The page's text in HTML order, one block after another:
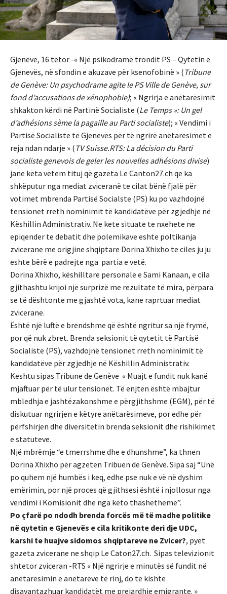
Gjenevë, 16 tetor -« Një psikodramë trondit PS – Qytetin e
Gjenevës, në sfondin e akuzave për ksenofobinë » ( Tribune
de Genève: Un psychodrame agite le PS Ville de Genève, sur
fond d’accusations de xénophobie); « Ngrirja e anëtarësimit
shkakton kërdi në Partinë Socialiste (Le Temps »: Un gel
d’adhésions sème la pagaille au Parti socialiste); « Vendimi i
Partisë Socialiste të Gjenevës për të ngrirë anëtarësimet e
reja ndan ndarje » ( TV Suisse.RTS: La décision du Parti
socialiste genevois de geler les nouvelles adhésions divise)
jane këta vetem tituj që gazeta Le Canton27.ch qe ka
shkëputur nga mediat zviceranë te cilat bënë fjalë për
votimet mbrenda Partisë Socialste (PS) ku po vazhdojnë
tensionet rreth nominimit të kandidatëve për zgjedhje në
Këshillin Administrativ. Ne kete situate te nxehete ne
epiqender te debatit dhe polemikave eshte poltikanja
zvicerane me origjine shqiptare Dorina Xhixho te ciles ju ju
eshte bërë e padrejte nga partia e vetë.
Dorina Xhixho, këshilltare personale e Sami Kanaan, e cila
gjithashtu krijoi një surprizë me rezultate të mira, përpara
se të dështonte me gjashtë vota, kane raprtuar mediat
zvicerane.
Është një luftë e brendshme që është ngritur sa një frymë,
por që nuk zbret. Brenda seksionit të qytetit të Partisë
Socialiste (PS), vazhdojnë tensionet rreth nominimit të
kandidatëve për zgjedhje në Këshillin Administrativ.
Keshtu sipas Tribune de Genève « Muajt ​​e fundit nuk kanë
mjaftuar për të ulur tensionet. Të enjten është mbajtur
mbledhja e jashtëzakonshme e përgjithshme (EGM), për të
diskutuar ngrirjen e këtyre anëtarësimeve, por edhe për
përfshirjen dhe diversitetin brenda seksionit dhe rishikimet
e statuteve.
Një mbrëmje “e tmerrshme dhe e dhunshme”, ka thnen
Dorina Xhixho për agzeten Tribuen de Genève. Sipa saj “Unë
po quhem një humbës i keq, edhe pse nuk e vë në dyshim
emërimin, por një proces që gjithsesi është i njollosur nga
vendimi i Komisionit dhe nga këto thashetheme”.
Po çfarë po ndodh brenda forcës më të madhe politike
në qytetin e Gjenevës e cila kritikonte deri dje UDC,
karshi te huajve sidomos shqiptareve ne Zvicer?, pyet
gazeta zvicerane ne shqip Le Caton27.ch. Sipas televizionit
shtetor zviceran -RTS « Një ngrirje e minutës së fundit në
anëtarësimin e anëtarëve të rinj, do të kishte
disavantazhuar kandidatët me prejardhje emigrante. »